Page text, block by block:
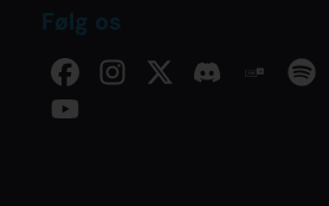
Følg os